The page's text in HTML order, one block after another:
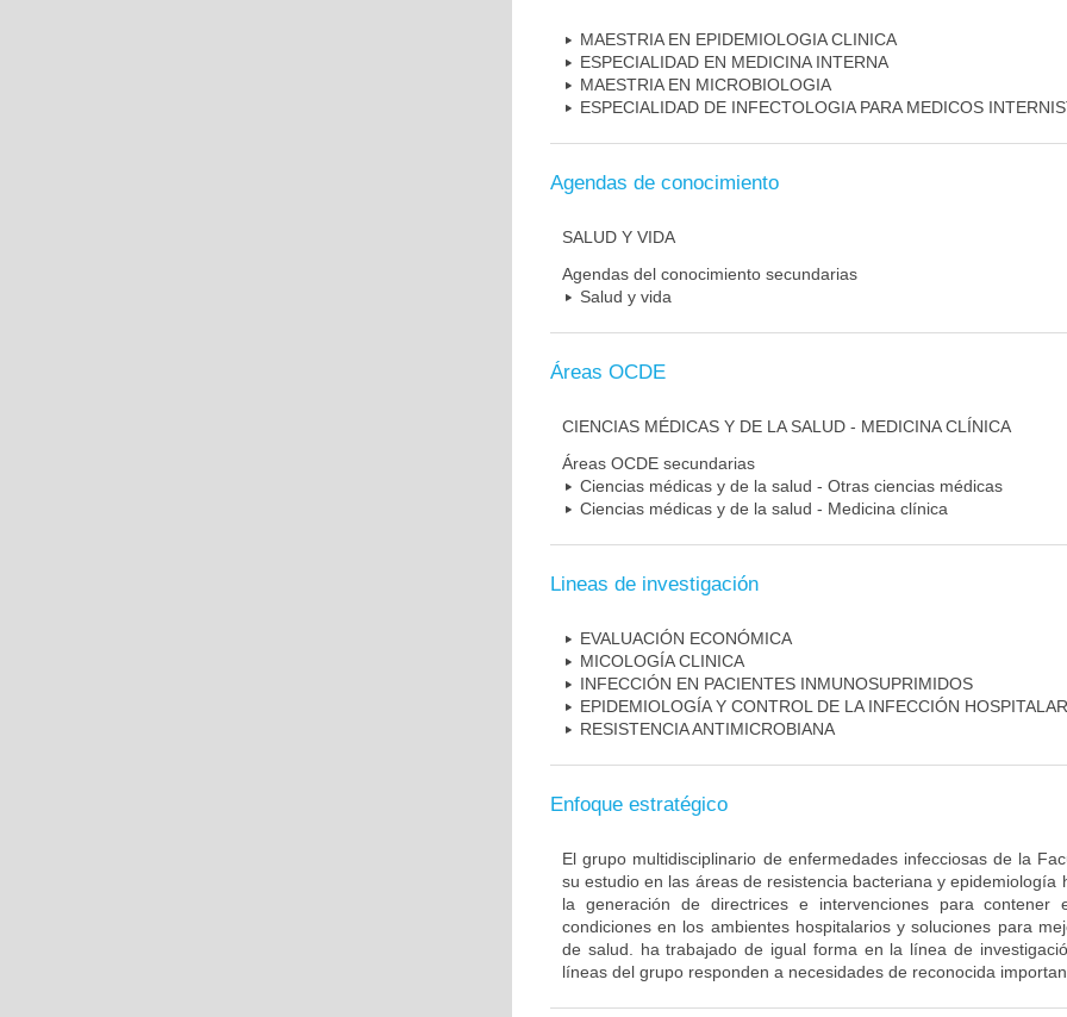
MAESTRIA EN EPIDEMIOLOGIA CLINICA
ESPECIALIDAD EN MEDICINA INTERNA
MAESTRIA EN MICROBIOLOGIA
ESPECIALIDAD DE INFECTOLOGIA PARA MEDICOS
Agendas de conocimiento
SALUD Y VIDA
Agendas del conocimiento secundarias
Salud y vida
Áreas OCDE
CIENCIAS MÉDICAS Y DE LA SALUD - MEDICINA CLÍNICA
Áreas OCDE secundarias
Ciencias médicas y de la salud - Otras ciencias médicas
Ciencias médicas y de la salud - Medicina clínica
Lineas de investigación
EVALUACIÓN ECONÓMICA
MICOLOGÍA CLINICA
INFECCIÓN EN PACIENTES INMUNOSUPRIMIDOS
EPIDEMIOLOGÍA Y CONTROL DE LA INFECCIÓN
RESISTENCIA ANTIMICROBIANA
Enfoque estratégico
El grupo multidisciplinario de enfermedades infecciosas de la
su estudio en las áreas de resistencia bacteriana y epidemiología
la generación de directrices e intervenciones para contener
condiciones en los ambientes hospitalarios y soluciones para
de salud. ha trabajado de igual forma en la línea de
líneas del grupo responden a necesidades de reconocida